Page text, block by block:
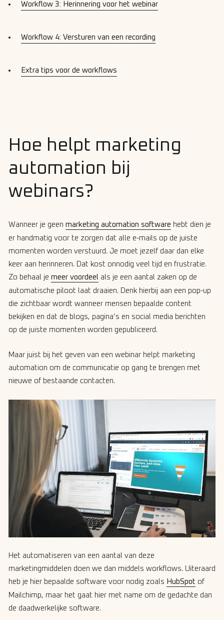
Workflow 3: Herinnering voor het webinar
Workflow 4: Versturen van een recording
Extra tips voor de workflows
Hoe helpt marketing
automation bij
webinars?
Wanneer je geen marketing automation software hebt dien je
er handmatig voor te zorgen dat alle e-mails op de juiste
momenten worden verstuurd. Je moet jezelf daar dan elke
keer aan herinneren. Dat kost onnodig veel tijd en frustratie.
Zo behaal je meer voordeel als je een aantal zaken op de
automatische piloot laat draaien. Denk hierbij aan een pop-up
die zichtbaar wordt wanneer mensen bepaalde content
bekijken en dat de blogs, pagina’s en social media berichten
op de juiste momenten worden gepubliceerd.
Maar juist bij het geven van een webinar helpt marketing
automation om de communicatie op gang te brengen met
nieuwe of bestaande contacten.
Het automatiseren van een aantal van deze
marketingmiddelen doen we dan middels workflows. Uiteraard
heb je hier bepaalde software voor nodig zoals HubSpot of
Mailchimp, maar het gaat hier met name om de gedachte dan
de daadwerkelijke software.